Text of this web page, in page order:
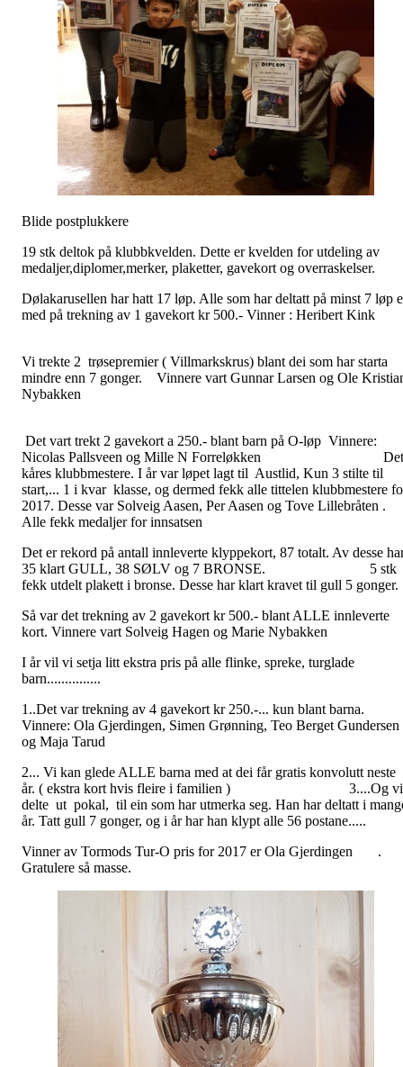
Blide postplukkere
19 stk deltok på klubbkvelden. Dette er kvelden for utdeling av
medaljer,diplomer,merker, plaketter, gavekort og overraskelser.
Dølakarusellen har hatt 17 løp. Alle som har deltatt på minst 7 løp
med på trekning av 1 gavekort kr 500.- Vinner : Heribert
Vi trekte 2 trøsepremier ( Villmarkskrus) blant dei som har starta
mindre enn 7 gonger. Vinnere vart Gunnar Larsen og Ole
Det vart trekt 2 gavekort a 250.- blant barn på O-løp Vinnere:
Nicolas Pallsveen og Mille N Forreløkken Det
kåres klubbmestere. I år var løpet lagt til Austlid, Kun 3 stilte til
start,... 1 i kvar klasse, og dermed fekk alle tittelen klubbmestere
2017. Desse var Solveig Aasen, Per Aasen og Tove Lillebråten .
Alle fekk medaljer for innsatsen
Det er rekord på antall innleverte klyppekort, 87 totalt. Av desse
35 klart GULL, 38 SØLV og 7 BRONSE. 5 stk
fekk utdelt plakett i bronse. Desse har klart kravet til gull 5 gonger.
Så var det trekning av 2 gavekort kr 500.- blant ALLE innleverte
kort. Vinnere vart Solveig Hagen og Marie Nybakken
I år vil vi setja litt ekstra pris på alle flinke, spreke, turglade
barn...............
1..Det var trekning av 4 gavekort kr 250.-... kun blant barna.
Vinnere: Ola Gjerdingen, Simen Grønning, Teo Berget Gundersen
og Maja Tarud
2... Vi kan glede ALLE barna med at dei får gratis konvolutt neste
år. ( ekstra kort hvis fleire i familien ) 3....Og vi
delte ut pokal, til ein som har utmerka seg. Han har deltatt i
år. Tatt gull 7 gonger, og i år har han klypt alle 56 postane.....
Vinner av Tormods Tur-O pris for 2017 er Ola Gjerdingen .
Gratulere så masse.